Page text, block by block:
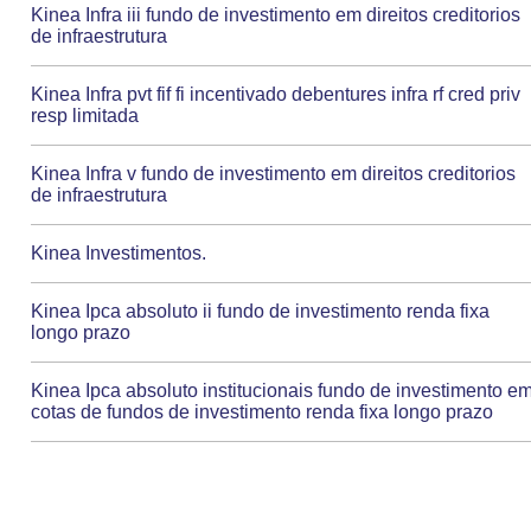
Kinea Infra iii fundo de investimento em direitos creditorios
de infraestrutura
Kinea Infra pvt fif fi incentivado debentures infra rf cred priv
resp limitada
Kinea Infra v fundo de investimento em direitos creditorios
de infraestrutura
Kinea Investimentos.
Kinea Ipca absoluto ii fundo de investimento renda fixa
longo prazo
Kinea Ipca absoluto institucionais fundo de investimento
cotas de fundos de investimento renda fixa longo prazo